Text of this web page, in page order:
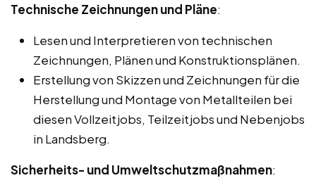
Technische Zeichnungen und Pläne:
Lesen und Interpretieren von technischen
Zeichnungen, Plänen und Konstruktionsplänen.
Erstellung von Skizzen und Zeichnungen für die
Herstellung und Montage von Metallteilen bei
diesen Vollzeitjobs, Teilzeitjobs und Nebenjobs
in Landsberg.
Sicherheits- und Umweltschutzmaßnahmen: